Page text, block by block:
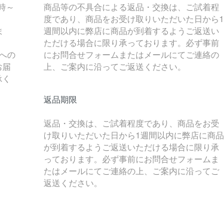
～
の
商品等の不具合による返品・交換は、ご試着程
度であり、商品をお受け取りいただいた日から1
週間以内に弊店に商品が到着するようご返送い
ただける場合に限り承っております。必ず事前
にお問合せフォームまたはメールにてご連絡の
上、ご案内に沿ってご返送ください。
返品期限
返品・交換は、ご試着程度であり、商品をお受
け取りいただいた日から1週間以内に弊店に商品
が到着するようご返送いただける場合に限り承
っております。必ず事前にお問合せフォームま
たはメールにてご連絡の上、ご案内に沿ってご
返送ください。